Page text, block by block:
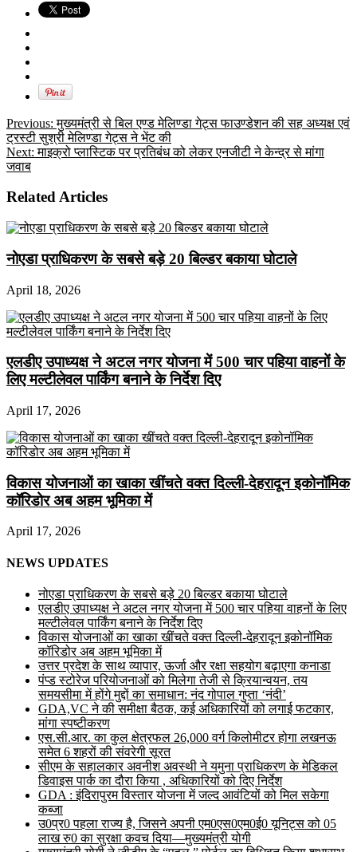
Previous: मुख्यमंत्री से बिल एण्ड मेलिण्डा गेट्स फाउण्डेशन की सह अध्यक्ष एवं
ट्रस्टी सुश्री मेलिण्डा गेट्स ने भेंट की
Next: माइक्रो प्लास्टिक पर प्रतिबंध को लेकर एनजीटी ने केन्द्र से मांगा
जवाब
Related Articles
नोएडा प्राधिकरण के सबसे बड़े 20 बिल्डर बकाया घोटाले
April 18, 2026
एलडीए उपाध्यक्ष ने अटल नगर योजना में 500 चार पहिया वाहनों के
लिए मल्टीलेवल पार्किंग बनाने के निर्देश दिए
April 17, 2026
विकास योजनाओं का खाका खींचते वक्त दिल्ली-देहरादून इकोनॉमिक
कॉरिडोर अब अहम भूमिका में
April 17, 2026
NEWS UPDATES
नोएडा प्राधिकरण के सबसे बड़े 20 बिल्डर बकाया घोटाले
एलडीए उपाध्यक्ष ने अटल नगर योजना में 500 चार पहिया वाहनों के लिए
मल्टीलेवल पार्किंग बनाने के निर्देश दिए
विकास योजनाओं का खाका खींचते वक्त दिल्ली-देहरादून इकोनॉमिक
कॉरिडोर अब अहम भूमिका में
उत्तर प्रदेश के साथ व्यापार, ऊर्जा और रक्षा सहयोग बढ़ाएगा कनाडा
पंप्ड स्टोरेज परियोजनाओं को मिलेगा तेजी से क्रियान्वयन, तय
समयसीमा में होंगे मुद्दों का समाधान: नंद गोपाल गुप्ता ‘नंदी’
GDA,VC ने की समीक्षा बैठक, कई अधिकारियों को लगाई फटकार,
मांगा स्पष्टीकरण
एस.सी.आर. का कुल क्षेत्रफल 26,000 वर्ग किलोमीटर होगा लखनऊ
समेत 6 शहरों की संवरेगी सूरत
सीएम के सहालकार अवनीश अवस्थी ने यमुना प्राधिकरण के मेडिकल
डिवाइस पार्क का दौरा किया , अधिकारियों को दिए निर्देश
GDA : इंदिरापुरम विस्तार योजना में जल्द आवंटियों को मिल सकेगा
कब्जा
उ0प्र0 पहला राज्य है, जिसने अपनी एम0एस0एम0ई0 यूनिट्स को 05
लाख रु0 का सुरक्षा कवच दिया—मुख्यमंत्री योगी